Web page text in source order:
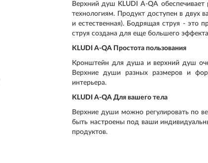
Верхний душ KLUDI A-QA
технологиям. Продукт доступен в двух
и естественная). Бодрящая струя - это
струя создана для еще большего
KLUDI A-QA Простота пользования
Кронштейн для душа и верхний душ
Верхние души разных размеров и
интерьера.
KLUDI A-QA Для вашего тела
Верхние души можно регулировать по
быть настроены под ваши
продуктов.